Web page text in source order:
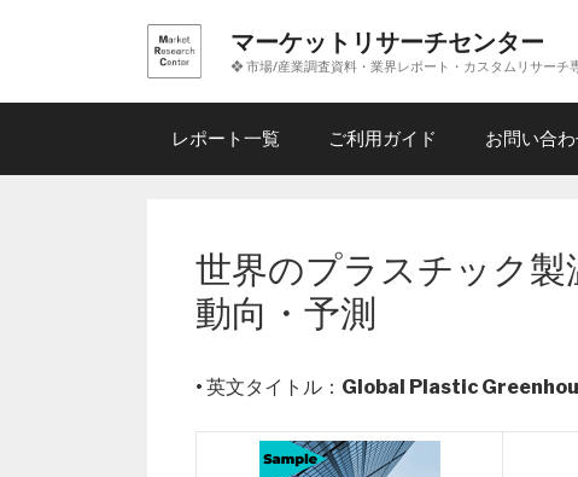
ン
マーケットリサーチセンター
❖ 市場/産業調査資料・業界レポート・カスタムリサーチ
レポート一覧 ご利用ガイド お問い合
世界のプラスチック
動向・予測
• 英文タイトル： Global Plastic